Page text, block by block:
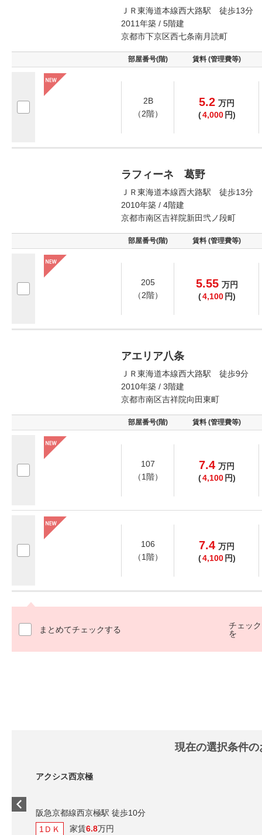
ＪＲ東海道本線西大路駅 徒歩13分
2011年築 / 5階建
京都市下京区西七条南月読町
部屋番号(階) 賃料 (管理費等)
2B
（2階）
5.2 万円
(4,000 円)
ラフィーネ 葛野
ＪＲ東海道本線西大路駅 徒歩13分
2010年築 / 4階建
京都市南区吉祥院新田弐ノ段町
部屋番号(階) 賃料 (管理費等)
205
（2階）
5.55 万円
(4,100 円)
アエリア八条
ＪＲ東海道本線西大路駅 徒歩9分
2010年築 / 3階建
京都市南区吉祥院向田東町
部屋番号(階) 賃料 (管理費等)
107
（1階）
7.4 万円
(4,100 円)
106
（1階）
7.4 万円
(4,100 円)
まとめてチェックする
チェッ
を
現在の選択条件
アクシス西京極
阪急京都線西京極駅 徒歩10分
1ＤＫ
家賃6.8万円